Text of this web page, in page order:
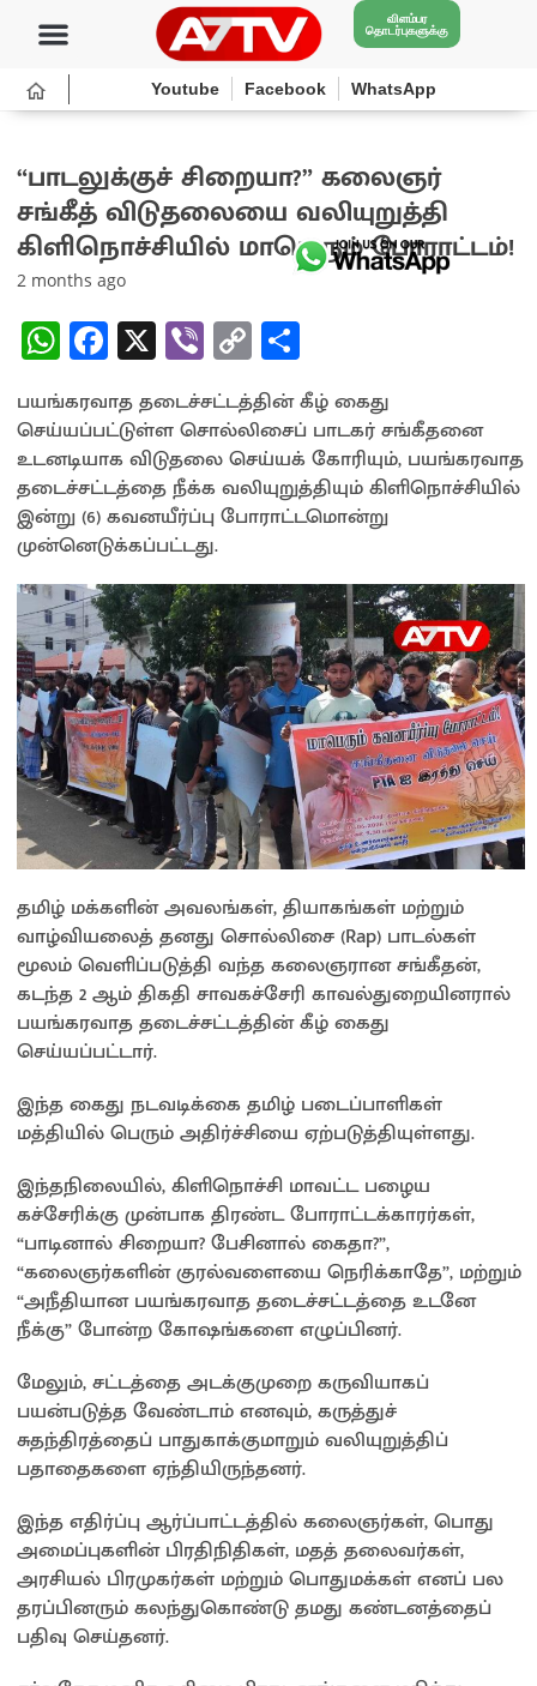
விளம்பர
தொடர்புகளுக்கு
Youtube Facebook WhatsApp
“பாடலுக்குச் சிறையா?” கலைஞர்
சங்கீத் விடுதலையை வலியுறுத்தி
கிளிநொச்சியில் மாபெரும் போராட்டம்!
2 months ago
W
h
at
sA
p
p
Fa
ce
b
o
o
k
X Vi
b
er
C
o
py
Li
n
k
h
ar
e
பயங்கரவாத தடைச்சட்டத்தின் கீழ் கைது
செய்யப்பட்டுள்ள சொல்லிசைப் பாடகர் சங்கீதனை
உடனடியாக விடுதலை செய்யக் கோரியும், பயங்கரவாத
தடைச்சட்டத்தை நீக்க வலியுறுத்தியும் கிளிநொச்சியில்
இன்று (6) கவனயீர்ப்பு போராட்டமொன்று
முன்னெடுக்கப்பட்டது.
தமிழ் மக்களின் அவலங்கள், தியாகங்கள் மற்றும்
வாழ்வியலைத் தனது சொல்லிசை (Rap) பாடல்கள்
மூலம் வெளிப்படுத்தி வந்த கலைஞரான சங்கீதன்,
கடந்த 2 ஆம் திகதி சாவகச்சேரி காவல்துறையினரால்
பயங்கரவாத தடைச்சட்டத்தின் கீழ் கைது
செய்யப்பட்டார்.
இந்த கைது நடவடிக்கை தமிழ் படைப்பாளிகள்
மத்தியில் பெரும் அதிர்ச்சியை ஏற்படுத்தியுள்ளது.
இந்தநிலையில், கிளிநொச்சி மாவட்ட பழைய
கச்சேரிக்கு முன்பாக திரண்ட போராட்டக்காரர்கள்,
“பாடினால் சிறையா? பேசினால் கைதா?”,
“கலைஞர்களின் குரல்வளையை நெரிக்காதே”, மற்றும்
“அநீதியான பயங்கரவாத தடைச்சட்டத்தை உடனே
நீக்கு” போன்ற கோஷங்களை எழுப்பினர்.
மேலும், சட்டத்தை அடக்குமுறை கருவியாகப்
பயன்படுத்த வேண்டாம் எனவும், கருத்துச்
சுதந்திரத்தைப் பாதுகாக்குமாறும் வலியுறுத்திப்
பதாதைகளை ஏந்தியிருந்தனர்.
இந்த எதிர்ப்பு ஆர்ப்பாட்டத்தில் கலைஞர்கள், பொது
அமைப்புகளின் பிரதிநிதிகள், மதத் தலைவர்கள்,
அரசியல் பிரமுகர்கள் மற்றும் பொதுமக்கள் எனப் பல
தரப்பினரும் கலந்துகொண்டு தமது கண்டனத்தைப்
பதிவு செய்தனர்.